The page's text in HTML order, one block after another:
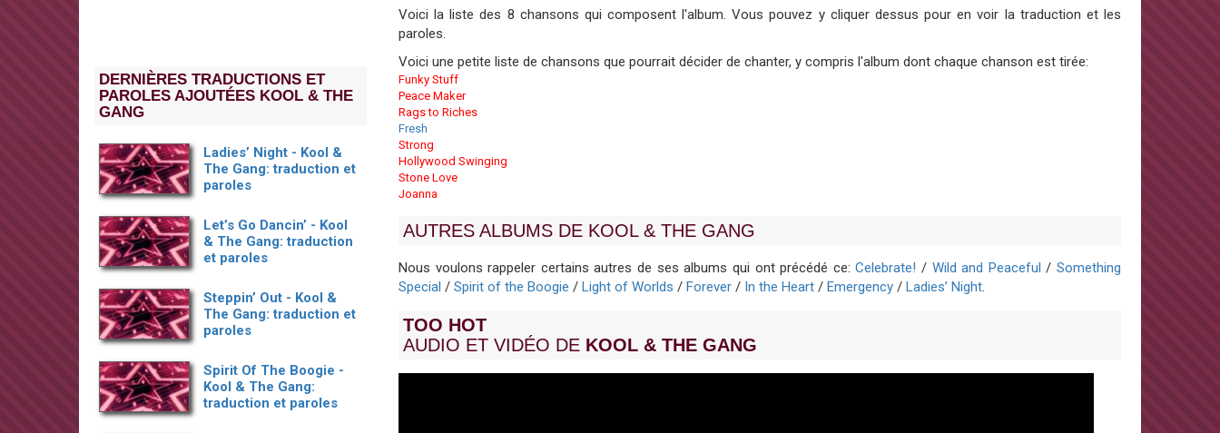
Voici la liste des 8 chansons qui composent l'album. Vous pouvez y cliquer dessus pour en voir la traduction et les
paroles.
Voici une petite liste de chansons que pourrait décider de chanter, y compris l'album dont chaque chanson est tirée:
Funky Stuff
Peace Maker
Rags to Riches
Fresh
Strong
Hollywood Swinging
Stone Love
Joanna
AUTRES ALBUMS DE KOOL & THE GANG
Nous voulons rappeler certains autres de ses albums qui ont précédé ce:Celebrate! / Wild and Peaceful /Something
Special / Spirit of the Boogie / Light of Worlds / Forever / In the Heart / Emergency / Ladies’ Night.
TOO HOT
AUDIO ET VIDÉO DE KOOL & THE GANG
DERNIÈRES TRADUCTIONS ET
PAROLES AJOUTÉES KOOL & THE
GANG
Ladies’ Night - Kool &
The Gang: traduction et
paroles
Let’s Go Dancin’ - Kool
& The Gang: traduction
et paroles
Steppin’ Out - Kool &
The Gang: traduction et
paroles
Spirit Of The Boogie -
Kool & The Gang:
traduction et paroles